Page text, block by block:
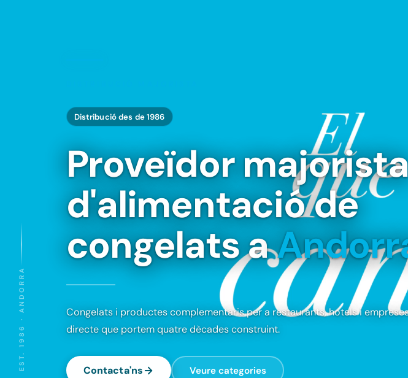
EST. 1986 · ANDORRA
Distribució des de 1986
Proveïdor
d'alimentació de
congelats a
Congelats i productes complementaris per a restaurants, hotels i
directe que portem quatre dècades construint.
Contacta'ns Veure categories